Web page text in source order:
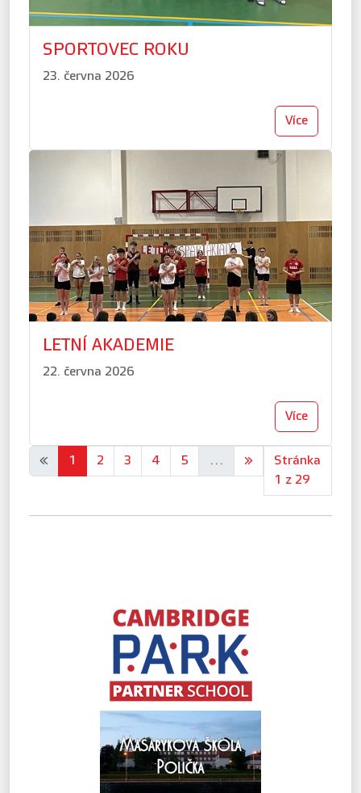
SPORTOVEC ROKU
23. června 2026
Více
LETNÍ AKADEMIE
22. června 2026
Více
« 1 2 3 4 5 ... »
Stránka
1 z 29